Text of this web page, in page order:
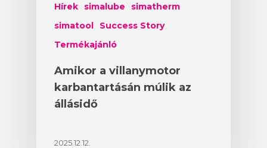
Hírek simalube
simatherm
simatool
Success Story
Termékajánló
Amikor a villanymotor
karbantartásán múlik az
állásidő
2025.12.12.